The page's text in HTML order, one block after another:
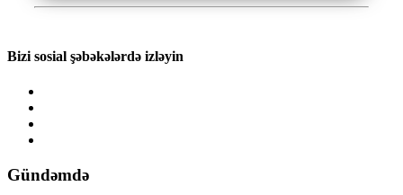
Bizi sosial şəbəkələrdə izləyin
Gündəmdə